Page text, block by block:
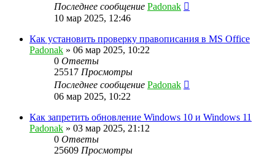
Последнее сообщение Padonak
10 мар 2025, 12:46
Как установить проверку правописания в MS Office
Padonak » 06 мар 2025, 10:22
0 Ответы
25517 Просмотры
Последнее сообщение Padonak
06 мар 2025, 10:22
Как запретить обновление Windows 10 и Windows 11
Padonak » 03 мар 2025, 21:12
0 Ответы
25609 Просмотры